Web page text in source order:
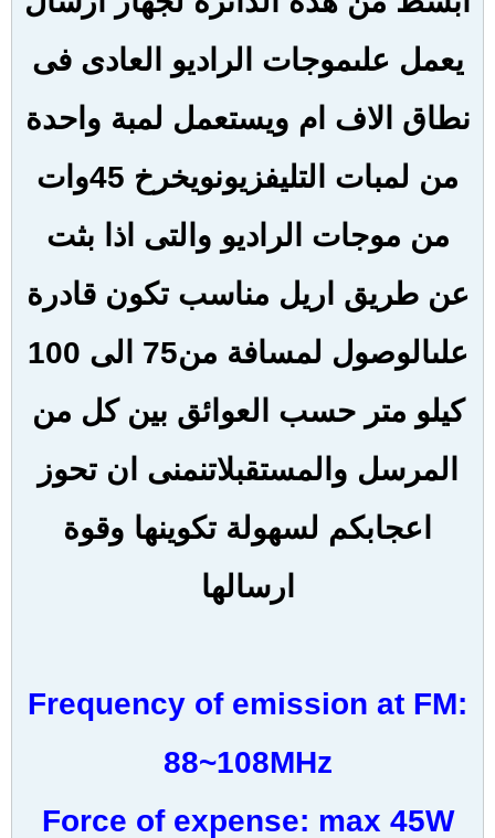
نطاق الاف ام ويستعمل لمبة واحدة
من لمبات التليفزيون
ويخرخ 45وات
من موجات الراديو والتى اذا بثت
عن طريق اريل مناسب تكون قادرة
الوصول لمسافة من75 الى 100
كيلو متر حسب العوائق بين كل من
المرسل والمستقبلاتنمنى ان تحوز
اعجابكم لسهولة تكوينها وقوة
ارسالها
88~108MHz
(without the R3),